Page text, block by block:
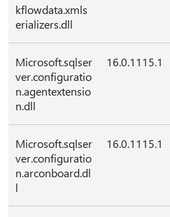
kflowdata.xmls
erializers.dll
Microsoft.sqlser
ver.configuratio
n.agentextensio
n.dll
16.0.1115.1
Microsoft.sqlser
ver.configuratio
n.arconboard.dl
l
16.0.1115.1